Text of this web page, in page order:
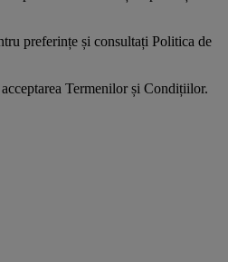
preferințe și consultați Politica de
Termenilor și Condițiilor.